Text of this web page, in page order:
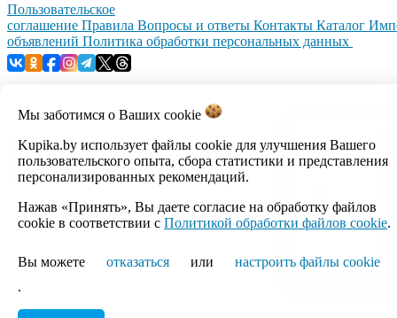
Мы заботимся о Ваших cookie
Kupika.by использует файлы cookie для улучшения Вашего
пользовательского опыта, сбора статистики и представления
персонализированных рекомендаций.
Нажав «Принять», Вы даете согласие на обработку файлов
cookie в соответствии с Политикой обработки файлов cookie.
Вы можете отказаться или
настроить файлы cookie
.
Пользовательское
соглашение Правила Вопросы и ответы Контакты Каталог
объявлений Политика обработки персональных данных
© 1999–2026, ООО «Открытый контакт». УНП 100008738.
Республика Беларусь, г.Минск, ул.Кальварийская, 17-518.
Время работы с 09:00 до 18:00.
Настройка cookie